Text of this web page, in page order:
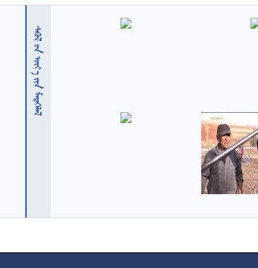
  